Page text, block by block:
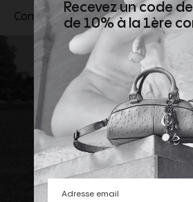
Composition 100% Nylon
Recevez un code
de 10% à la 1ère